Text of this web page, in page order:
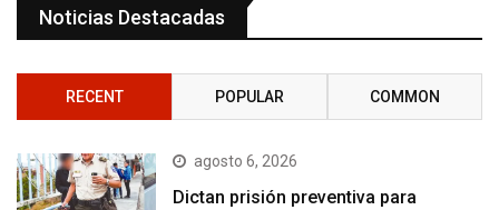
Noticias Destacadas
RECENT POPULAR COMMON
agosto 6, 2026
Dictan prisión preventiva para